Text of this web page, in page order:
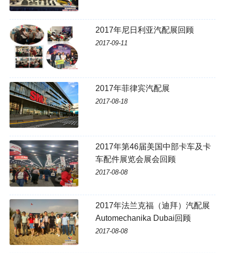
2017年尼日利亚汽配展回顾
2017-09-11
2017年菲律宾汽配展
2017-08-18
2017年第46届美国中部卡车及卡
车配件展览会展会回顾
2017-08-08
2017年法兰克福（迪拜）汽配展
Automechanika Dubai回顾
2017-08-08